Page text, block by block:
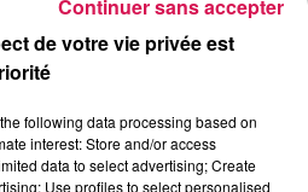
de votre vie privée est
following data processing based on
interest: Store and/or access
data to select advertising; Create
Use profiles to select personalised
Continuer sans accepter